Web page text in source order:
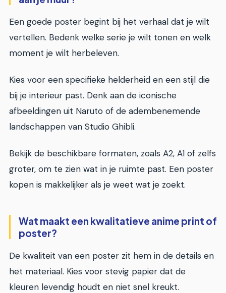
Een goede poster begint bij het verhaal dat je wilt
vertellen. Bedenk welke serie je wilt tonen en welk
moment je wilt herbeleven.
Kies voor een specifieke helderheid en een stijl die
bij je interieur past. Denk aan de iconische
afbeeldingen uit Naruto of de adembenemende
landschappen van Studio Ghibli.
Bekijk de beschikbare formaten, zoals A2, A1 of zelfs
groter, om te zien wat in je ruimte past. Een poster
kopen is makkelijker als je weet wat je zoekt.
Wat maakt een kwalitatieve anime print of
poster?
De kwaliteit van een poster zit hem in de details en
het materiaal. Kies voor stevig papier dat de
kleuren levendig houdt en niet snel kreukt.